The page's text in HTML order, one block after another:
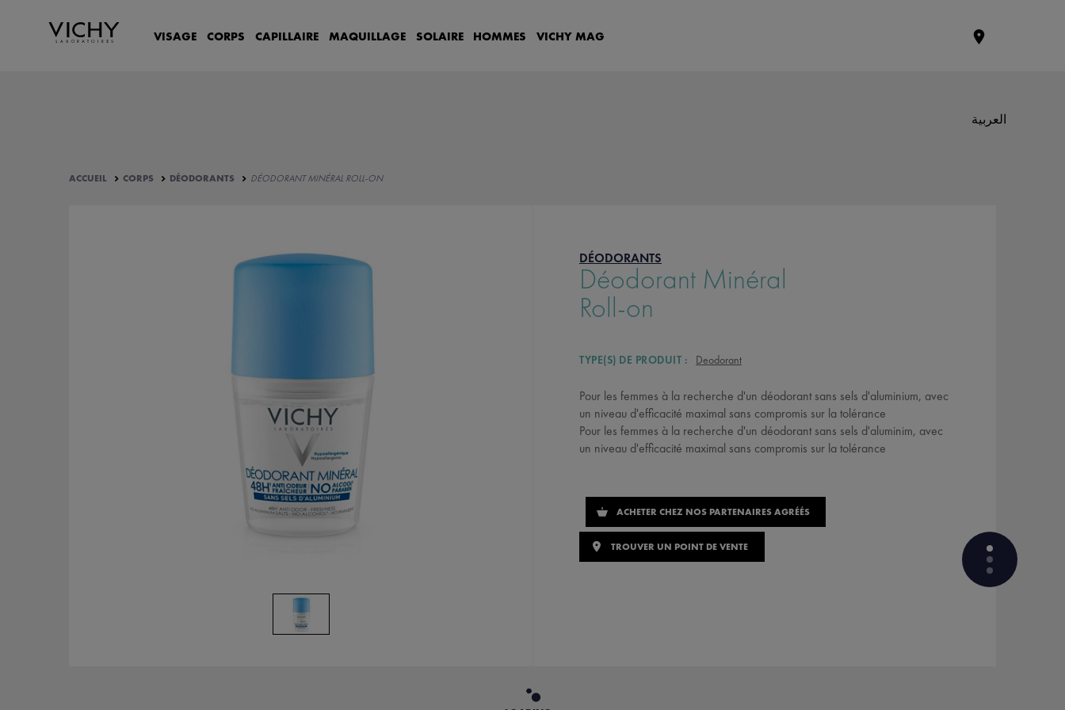
العربية
VISAGE CORPS CAPILLAIRE MAQUILLAGE SOLAIRE HOMMES VICHY MAG
ACCUEIL CORPS DÉODORANTS DÉODORANT MINÉRAL ROLL-ON
DÉODORANTS
Déodorant Minéral
Roll-on
TYPE(S) DE PRODUIT : Deodorant
Pour les femmes à la recherche d'un déodorant sans sels d'aluminium, avec
un niveau d'efficacité maximal sans compromis sur la tolérance
Pour les femmes à la recherche d'un déodorant sans sels d'aluminim, avec
un niveau d'efficacité maximal sans compromis sur la tolérance
ACHETER CHEZ NOS PARTENAIRES AGRÉÉS
TROUVER UN POINT DE VENTE